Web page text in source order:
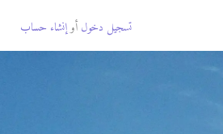
تسجيل دخول أوإنشاء حساب